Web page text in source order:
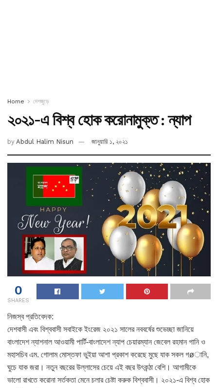
Home দেশজুড়ে
২০২১-এ বিশ্ব হোক করোনামুক্ত : ন্যাপ
by Abdul Halim Nisun জানুয়ারি ১, ২০২১
0
SHARES
নিজস্ব প্রতিবেদক:
দেশবাসী এবং বিশ্ববাসী সবাইকে ইংরেজ ২০২১ সালের নববর্ষের শুভেচ্ছা জানিয়ে
বাংলাদেশ ন্যাশনাল আওয়ামী পার্টি-বাংলাদেশ ন্যাপ চেয়ারম্যান জেবেল রহমান গানি ও
মহাসচিব এম. গোলাম মোস্তফা ভুইয়া আশা প্রকাশ করেছে মুছে যাক সকল গøানি,
ঘুচে যাক জরা। নতুন বছরের উল্লাসের চেয়ে এই বছর উৎকন্ঠা বেশি। আগামীকে
ভালো রাখতে করোনা সর্তকতা মেনে চলার চেষ্টা করুক বিশ্ববাসী। ২০২১-এ বিশ্ব হোক